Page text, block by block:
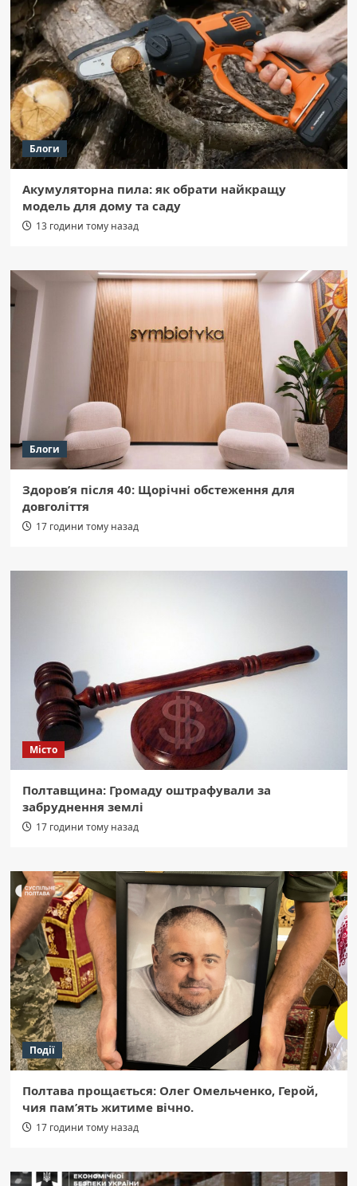
Блоги
Акумуляторна пила: як обрати найкращу
модель для дому та саду
13 години тому назад
Блоги
Здоров’я після 40: Щорічні обстеження для
довголіття
17 години тому назад
Місто
Полтавщина: Громаду оштрафували за
забруднення землі
17 години тому назад
Події
Полтава прощається: Олег Омельченко, Герой,
чия пам’ять житиме вічно.
17 години тому назад